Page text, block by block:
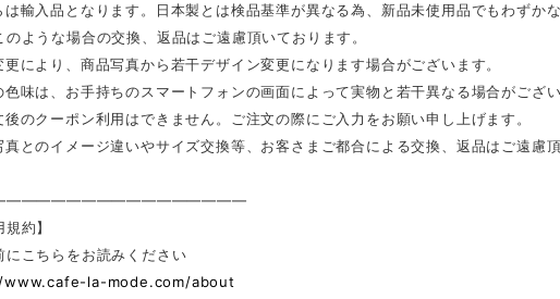
輸入品となります。日本製とは検品基準が異なる為、新品未使用品でもわずか
のような場合の交換、返品はご遠慮頂いております。
により、商品写真から若干デザイン変更になります場合がございます。
味は、お手持ちのスマートフォンの画面によって実物と若干異なる場合がござい
のクーポン利用はできません。ご注文の際にご入力をお願い申し上げます。
とのイメージ違いやサイズ交換等、お客さまご都合による交換、返品はご遠慮頂
規約】
にこちらをお読みください
la-mode.com/about